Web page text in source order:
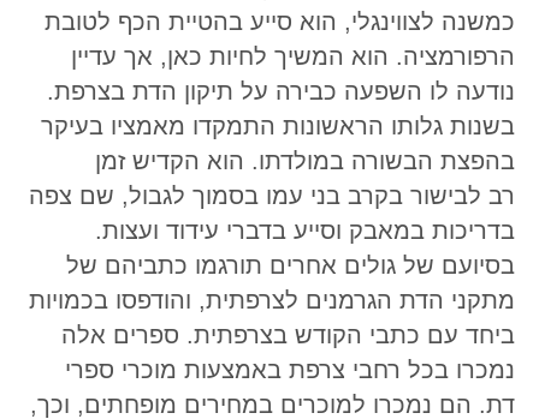
כמשנה לצווינגלי, הוא סייע בהטיית הכף לטובת
הרפורמציה. הוא המשיך לחיות כאן, אך עדיין
נודעה לו השפעה כבירה על תיקון הדת בצרפת.
בשנות גלותו הראשונות התמקדו מאמציו בעיקר
בהפצת הבשורה במולדתו. הוא הקדיש זמן
רב לבישור בקרב בני עמו בסמוך לגבול, שם צפה
בדריכות במאבק וסייע בדברי עידוד ועצות.
בסיועם של גולים אחרים תורגמו כתביהם של
מתקני הדת הגרמנים לצרפתית, והודפסו בכמויות
ביחד עם כתבי הקודש בצרפתית. ספרים אלה
נמכרו בכל רחבי צרפת באמצעות מוכרי ספרי
דת. הם נמכרו למוכרים במחירים מופחתים, וכך,